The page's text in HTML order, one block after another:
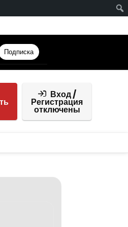
Подписка
Вход /
Регистрация
отключены